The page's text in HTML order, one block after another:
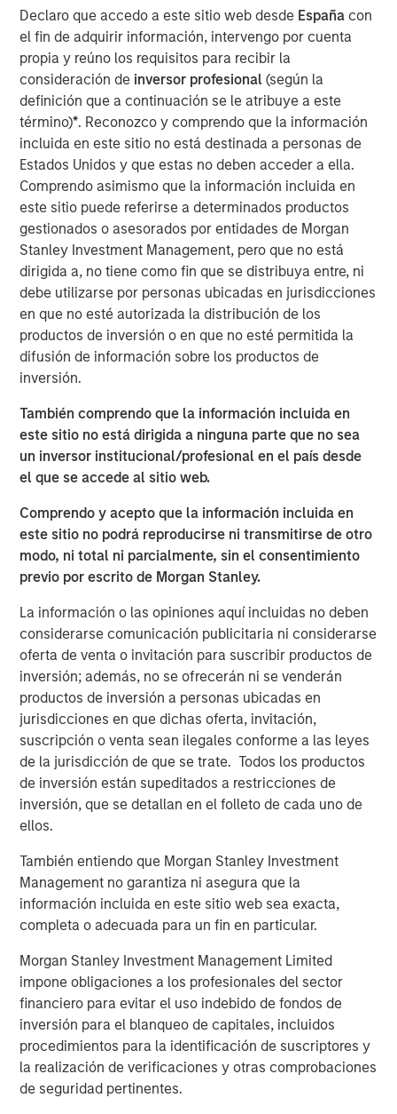
Declaro que accedo a este sitio web desde España con
el fin de adquirir información, intervengo por cuenta
propia y reúno los requisitos para recibir la
consideración de inversor profesional(según la
definición que a continuación se le atribuye a este
término)*. Reconozco y comprendo que la información
incluida en este sitio no está destinada a personas de
Estados Unidos y que estas no deben acceder a ella.
Comprendo asimismo que la información incluida en
este sitio puede referirse a determinados productos
gestionados o asesorados por entidades de Morgan
Stanley Investment Management, pero que no está
dirigida a, no tiene como fin que se distribuya entre, ni
debe utilizarse por personas ubicadas en jurisdicciones
en que no esté autorizada la distribución de los
productos de inversión o en que no esté permitida la
difusión de información sobre los productos de
inversión.
También comprendo que la información incluida en
este sitio no está dirigida a ninguna parte que no sea
un inversor institucional/profesional en el país desde
el que se accede al sitio web.
Comprendo y acepto que la información incluida en
este sitio no podrá reproducirse ni transmitirse de otro
modo, ni total ni parcialmente, sin el consentimiento
previo por escrito de Morgan Stanley.
La información o las opiniones aquí incluidas no deben
considerarse comunicación publicitaria ni considerarse
oferta de venta o invitación para suscribir productos de
inversión; además, no se ofrecerán ni se venderán
productos de inversión a personas ubicadas en
jurisdicciones en que dichas oferta, invitación,
suscripción o venta sean ilegales conforme a las leyes
de la jurisdicción de que se trate. Todos los productos
de inversión están supeditados a restricciones de
inversión, que se detallan en el folleto de cada uno de
ellos.
También entiendo que Morgan Stanley Investment
Management no garantiza ni asegura que la
información incluida en este sitio web sea exacta,
completa o adecuada para un fin en particular.
Morgan Stanley Investment Management Limited
impone obligaciones a los profesionales del sector
financiero para evitar el uso indebido de fondos de
inversión para el blanqueo de capitales, incluidos
procedimientos para la identificación de suscriptores y
la realización de verificaciones y otras comprobaciones
de seguridad pertinentes.
Utkarsh Sharma
Head of Global Aggregate
Leon Grenyer
Head of European Aggregate
Macro & Policy Backdrop: Opportunity Amid Divergence
The global macro environment entering 2026 reflects a
world adjusting to structurally higher real yields, reduced
fiscal flexibility, and diverging monetary-policy paths—the
U.S. and the U.K. easing, Japan, Australia and New
Zealand tightening, and others likely on hold. Real rates
globally have reset after nearly 15 years of post-Global
Financial Crisis monetary repression and now reflect the
impact of persistent fiscal expansion funded less by
Geopolitical risk and trade policy pressures could
influence macro-outcomes more directly than in past
cycles. China continues to expand its manufacturing and
weak, policymakers avoid aggressive easing, and U.S.
trade policy becomes more restrictive. Across
economies, the central question shifts from“who cuts
fastest?”to“who can sustainably operate within the
constraints of higher real rates, fiscal limits imposed by
growing government indebtedness, and geopolitical
uncertainty?”This regime likely rewards selective
duration, real-yield exposure, inflation hedges, and
sovereign differentiation.
In 2025, markets navigated a landscape shaped by
disruptive and often conflicting forces. Tariffs fueled
uncertainty across supply chains, growth, and inflation
just as the Fed settled into its rate-cutting mode. Political
gridlock in the U.S. culminated in a historic 43-day
government shutdown—the longest on record. Yet,
through these headwinds, fixed income demonstrated
remarkable resilience, even amid stubbornly tight
spreads. The Bloomberg Global Aggregate Index USD
returned 8.17% in 2025 —its strongest performance since
rebound from the losses during the Fed’s rate-hiking
cycle in 2022.
The theme of higher starting yields and tighter index-
level spreads remains intact, but we anticipate greater
dispersion across both macro and credit positions. While
headlines emphasize tight corporate spreads, we believe